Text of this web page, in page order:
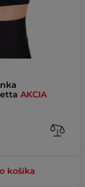
AKCIA
košíka